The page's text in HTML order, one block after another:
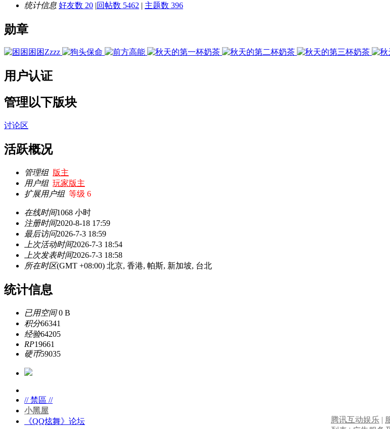
统计信息 好友数 20 |回帖数 5462 | 主题数 396
勋章
用户认证
管理以下版块
讨论区
活跃概况
管理组 版主
用户组 玩家版主
扩展用户组 等级 6
在线时间1068 小时
注册时间2020-8-18 17:59
最后访问2026-7-3 18:59
上次活动时间2026-7-3 18:54
上次发表时间2026-7-3 18:58
所在时区(GMT +08:00) 北京, 香港, 帕斯, 新加坡, 台北
统计信息
已用空间0 B
积分66341
经验64205
RP19661
硬币59035
腾讯互动娱乐 |
// 禁區 //
小黑屋
《QQ炫舞》论坛